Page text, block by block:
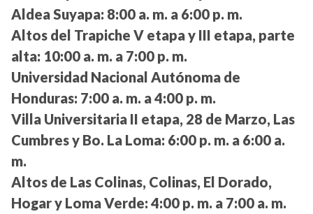
Aldea Suyapa: 8:00 a. m. a 6:00 p. m.
Altos del Trapiche V etapa y III etapa, parte
alta: 10:00 a. m. a 7:00 p. m.
Universidad Nacional Autónoma de
Honduras: 7:00 a. m. a 4:00 p. m.
Villa Universitaria II etapa, 28 de Marzo, Las
Cumbres y Bo. La Loma: 6:00 p. m. a 6:00 a.
m.
Altos de Las Colinas, Colinas, El Dorado,
Hogar y Loma Verde: 4:00 p. m. a 7:00 a. m.